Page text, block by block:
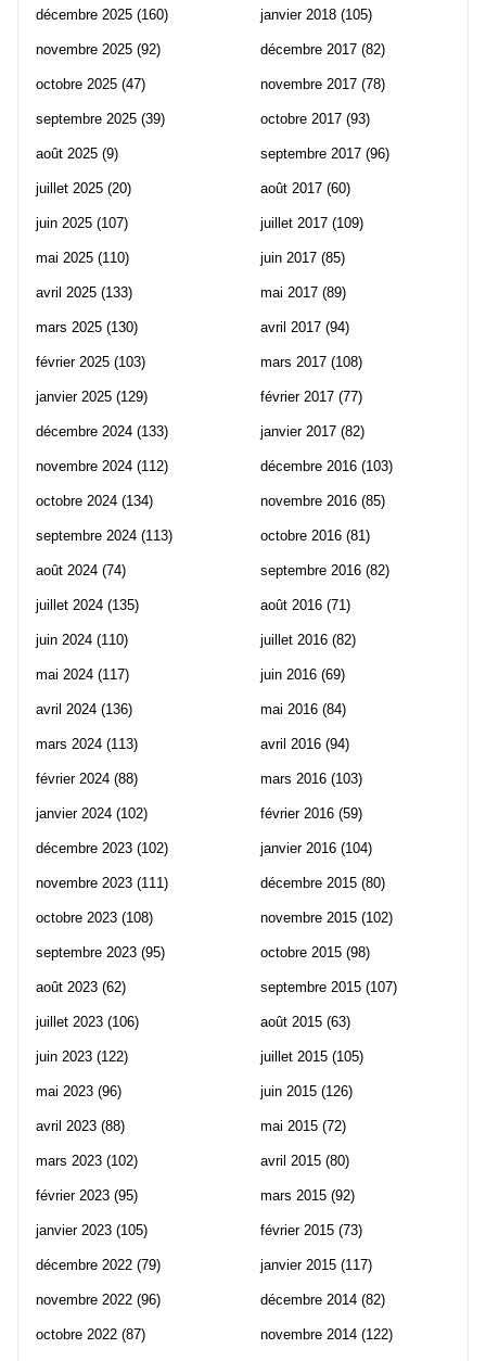
décembre 2025 (160)
novembre 2025 (92)
octobre 2025 (47)
septembre 2025 (39)
août 2025 (9)
juillet 2025 (20)
juin 2025 (107)
mai 2025 (110)
avril 2025 (133)
mars 2025 (130)
février 2025 (103)
janvier 2025 (129)
décembre 2024 (133)
novembre 2024 (112)
octobre 2024 (134)
septembre 2024 (113)
août 2024 (74)
juillet 2024 (135)
juin 2024 (110)
mai 2024 (117)
avril 2024 (136)
mars 2024 (113)
février 2024 (88)
janvier 2024 (102)
décembre 2023 (102)
novembre 2023 (111)
octobre 2023 (108)
septembre 2023 (95)
août 2023 (62)
juillet 2023 (106)
juin 2023 (122)
mai 2023 (96)
avril 2023 (88)
mars 2023 (102)
février 2023 (95)
janvier 2023 (105)
décembre 2022 (79)
novembre 2022 (96)
octobre 2022 (87)
janvier 2018 (105)
décembre 2017 (82)
novembre 2017 (78)
octobre 2017 (93)
septembre 2017 (96)
août 2017 (60)
juillet 2017 (109)
juin 2017 (85)
mai 2017 (89)
avril 2017 (94)
mars 2017 (108)
février 2017 (77)
janvier 2017 (82)
décembre 2016 (103)
novembre 2016 (85)
octobre 2016 (81)
septembre 2016 (82)
août 2016 (71)
juillet 2016 (82)
juin 2016 (69)
mai 2016 (84)
avril 2016 (94)
mars 2016 (103)
février 2016 (59)
janvier 2016 (104)
décembre 2015 (80)
novembre 2015 (102)
octobre 2015 (98)
septembre 2015 (107)
août 2015 (63)
juillet 2015 (105)
juin 2015 (126)
mai 2015 (72)
avril 2015 (80)
mars 2015 (92)
février 2015 (73)
janvier 2015 (117)
décembre 2014 (82)
novembre 2014 (122)